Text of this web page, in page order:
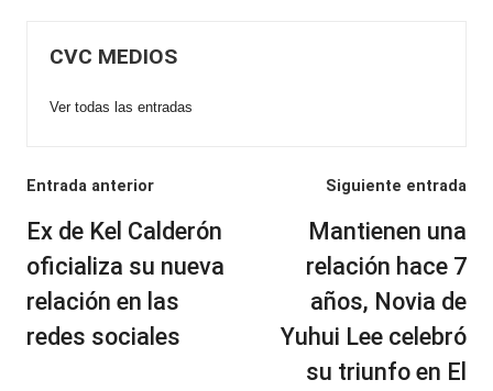
CVC MEDIOS
Ver todas las entradas
Navegación
de
entradas
Entrada anterior
Ex de Kel Calderón
oficializa su nueva
relación en las
redes sociales
Siguiente entrada
Mantienen una
relación hace 7
años, Novia de
Yuhui Lee celebró
su triunfo en El